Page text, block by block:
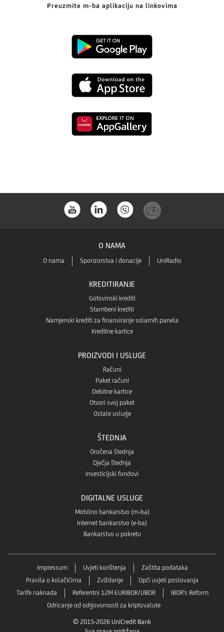
Preuzmite m-ba aplikaciju na linkovima
Preuzmi
Google
Playa
Preuzmi
App
Preuzmi
O NAMA
O nama Sponzorstva i donacije UniRadio
KREDITIRANJE
Gotovinski krediti
Stambeni krediti
Namjenski krediti za finansiranje solarnih panela
Kreditne kartice
PROIZVODI I USLUGE
Računi
Paket računi
Debitne kartice
Otvori svoj paket
Ostale usluge
ŠTEDNJA
Oročena štednja
Dječja štednja
Investicijski fondovi
DIGITALNE USLUGE
Mobilno bankarstvo (m-ba)
Internet bankarstvo (e-ba)
Bankarstvo u pokretu
Impressum Uvjeti korištenja
Zaštita podataka
Pravila o kolačićima
Zviždanje
Opći uvjeti poslovanja
Tarife naknada
Referentni 12M EURIBOR/LIBOR
IBOR's Reform
Odricanje od odgovornosti za kriptovalute
© 2015-2026 UniCredit Bank